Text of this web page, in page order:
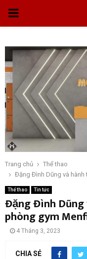
THỰC
CHÍNH
Trang chủ
Thể thao
Đặng Đình Dũng và hành
Thể thao Tin tức
Đặng Đình
phòng gym
4 Tháng 3, 2023
CHIA SẺ